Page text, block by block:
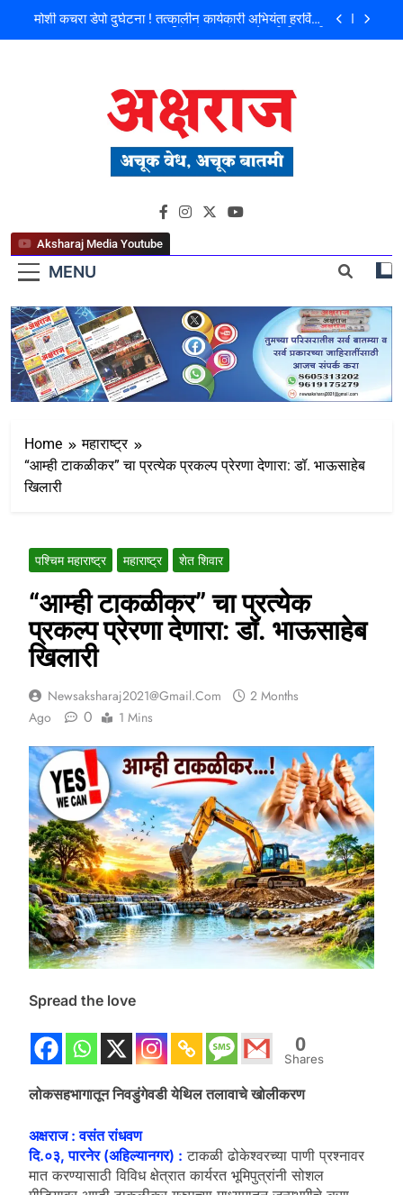
मोशी कचरा डेपो दुर्घटना ! तत्कालीन कार्यकारी अभियंता हरविंदर
पहाटे घरफोड्या, दिवसा चोरी; चोरट्यांचा बिडी कामगार परिसरावर
फ्लॅट विक्रीतील २.६४ कोटींच्या अपहाराचा आरोप; बांधकाम
व्यावसायिक दाम्पत्यावर गुन्हा
मोशी कचरा डेपो दुर्घटना ! तत्कालीन कार्यकारी अभियंता हरविंदर
शिळगावच्या पोलीस पाटलांचे निधन; समाजसेवेचा आधारवड
अक्षराज न्यूज पोर्टल
MENU
Aksharaj Media Youtube
Home
महाराष्ट्र
“आम्ही टाकळीकर” चा प्रत्येक प्रकल्प प्रेरणा देणारा: डॉ. भाऊसाहेब
खिलारी
पश्चिम महाराष्ट्र महाराष्ट्र शेत शिवार
“आम्ही टाकळीकर” चा प्रत्येक
प्रकल्प प्रेरणा देणारा: डॉ. भाऊसाहेब
खिलारी
Newsaksharaj2021@gmail.com
2 Months
Ago
0 1 Mins
Spread the love
0
Shares
लोकसहभागातून निवडुंगेवडी येथिल तलावाचे खोलीकरण
अक्षराज : वसंत रांधवण
दि.०३, पारनेर (अहिल्यानगर) : टाकळी ढोकेश्वरच्या पाणी प्रश्नावर
मात करण्यासाठी विविध क्षेत्रात कार्यरत भूमिपुत्रांनी सोशल